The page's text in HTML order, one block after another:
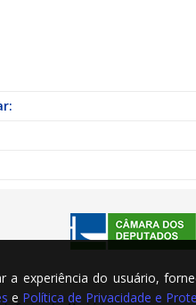
experiência do usuário,
e Política de Privacidade e